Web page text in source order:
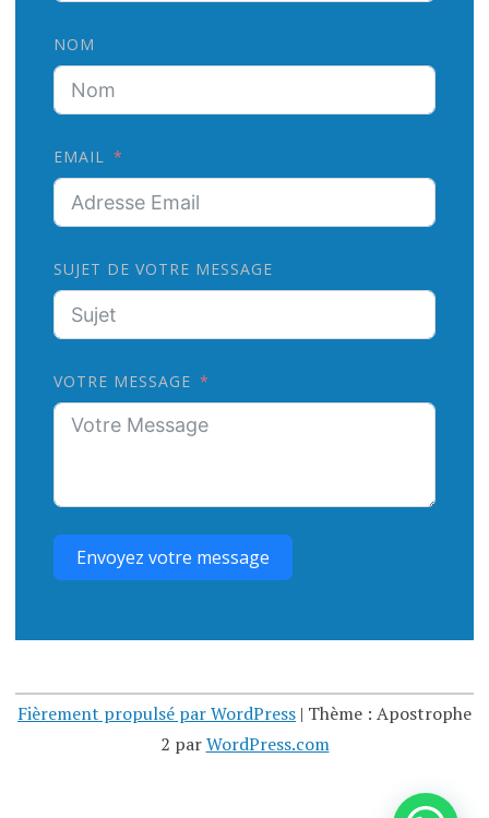
NOM
EMAIL
SUJET DE VOTRE MESSAGE
VOTRE MESSAGE
Envoyez votre message
Fièrement propulsé par WordPress | Thème : Apostrophe
2 parWordPress.com